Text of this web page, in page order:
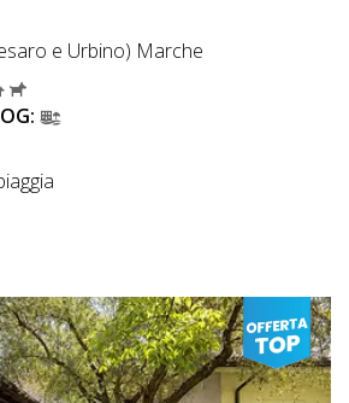
e Urbino) Marche